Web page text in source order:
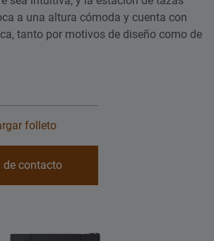
a una altura cómoda y cuenta con
tanto por motivos de diseño como de
folleto
de contacto